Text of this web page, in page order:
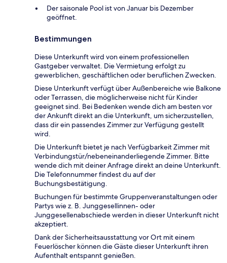
Der saisonale Pool ist von Januar bis Dezember
geöffnet.
Bestimmungen
Diese Unterkunft wird von einem professionellen
Gastgeber verwaltet. Die Vermietung erfolgt zu
gewerblichen, geschäftlichen oder beruflichen Zwecken.
Diese Unterkunft verfügt über Außenbereiche wie Balkone
oder Terrassen, die möglicherweise nicht für Kinder
geeignet sind. Bei Bedenken wende dich am besten vor
der Ankunft direkt an die Unterkunft, um sicherzustellen,
dass dir ein passendes Zimmer zur Verfügung gestellt
wird.
Die Unterkunft bietet je nach Verfügbarkeit Zimmer mit
Verbindungstür/nebeneinanderliegende Zimmer. Bitte
wende dich mit deiner Anfrage direkt an deine Unterkunft.
Die Telefonnummer findest du auf der
Buchungsbestätigung.
Buchungen für bestimmte Gruppenveranstaltungen oder
Partys wie z. B. Junggesellinnen- oder
Junggesellenabschiede werden in dieser Unterkunft nicht
akzeptiert.
Dank der Sicherheitsausstattung vor Ort mit einem
Feuerlöscher können die Gäste dieser Unterkunft ihren
Aufenthalt entspannt genießen.